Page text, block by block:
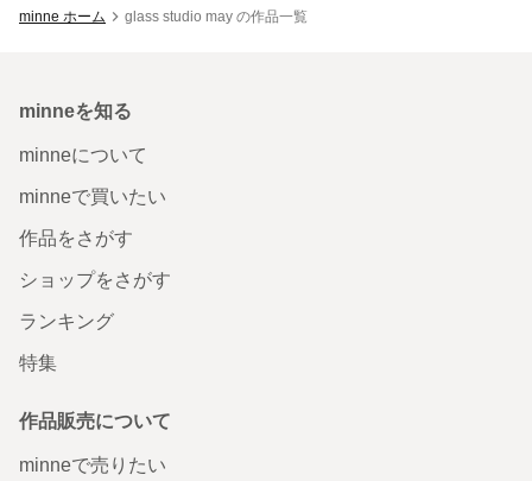
minne ホーム glass studio may の作品一覧
minneを知る
minneについて
minneで買いたい
作品をさがす
ショップをさがす
ランキング
特集
作品販売について
minneで売りたい